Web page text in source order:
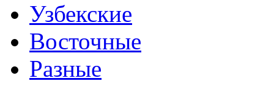
Узбекские
Восточные
Разные